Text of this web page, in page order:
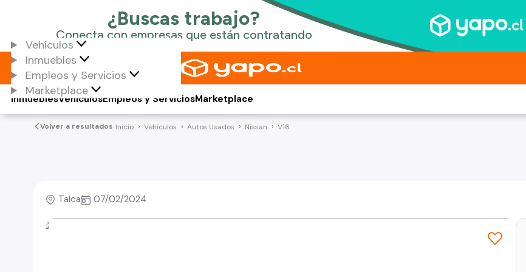
Vehículos
Inmuebles
Empleos y Servicios
Marketplace
Vehículos
Inmuebles Empleos y ServiciosMarketplace
Volver a resultados Inicio Vehículos Autos Usados Nissan V16
Talca 07/02/2024